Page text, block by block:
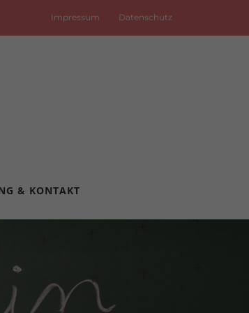
Impressum Datenschutz
& KONTAKT